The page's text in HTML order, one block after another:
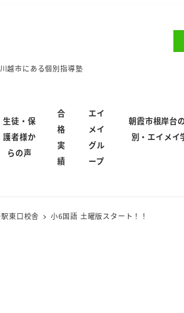
越市にある個別指導塾
生徒・保
護者様か
らの声
合
格
実
績
エイ
メイ
グル
ープ
朝霞市根岸台
別・エイメイ
東口校舎 小6国語 土曜版スタート！！